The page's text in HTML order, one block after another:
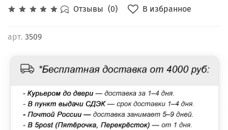
Отзывы (0) В избранное
арт. 3509